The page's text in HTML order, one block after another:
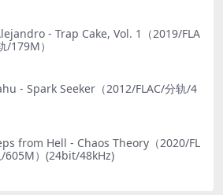
- Trap Cake, Vol. 1（2019/FLA
/179M）
- Spark Seeker（2012/FLAC/分轨/4
from Hell - Chaos Theory（2020/FL
605M）(24bit/48kHz)